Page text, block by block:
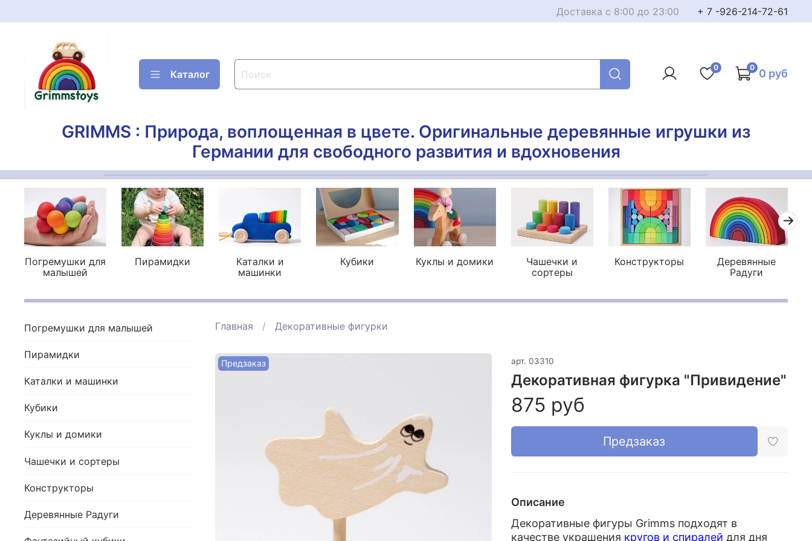
Доставка с 8:00 до 23:00 + 7 -926-214-72-61
Каталог
0 0 0 руб
GRIMMS : Природа, воплощенная в цвете. Оригинальные деревянные игрушки из
Германии для свободного развития и вдохновения
Погремушки для
малышей
Пирамидки
Каталки и
машинки
Кубики Куклы и домики
Чашечки и
сортеры
Конструкторы
Деревянные
Радуги
Главная Декоративные фигурки
Предзаказ арт. 03310
Декоративная фигурка "Привидение"
875 руб
Предзаказ
Описание
Декоративные фигуры Grimms подходят в
качестве украшения кругов и спиралей для дня
Погремушки для малышей
Пирамидки
Каталки и машинки
Кубики
Куклы и домики
Чашечки и сортеры
Конструкторы
Деревянные Радуги